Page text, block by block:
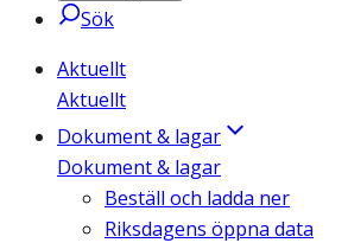
Sök
Aktuellt
Aktuellt
Dokument & lagar
Dokument & lagar
Beställ och ladda ner
Riksdagens öppna data